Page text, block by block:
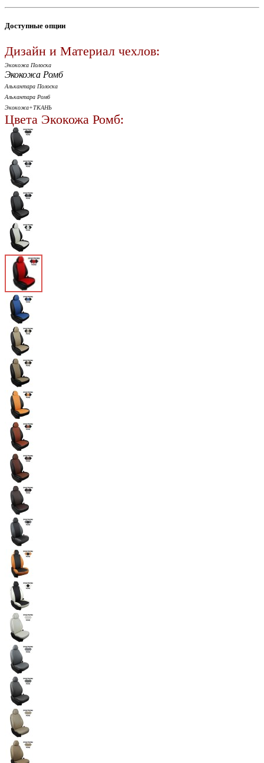
Доступные опции
Дизайн и Материал чехлов:
Экокожа Полоска
Экокожа Ромб
Алькантара Полоска
Алькантара Ромб
Экокожа+ТКАНЬ
Цвета Экокожа Ромб: